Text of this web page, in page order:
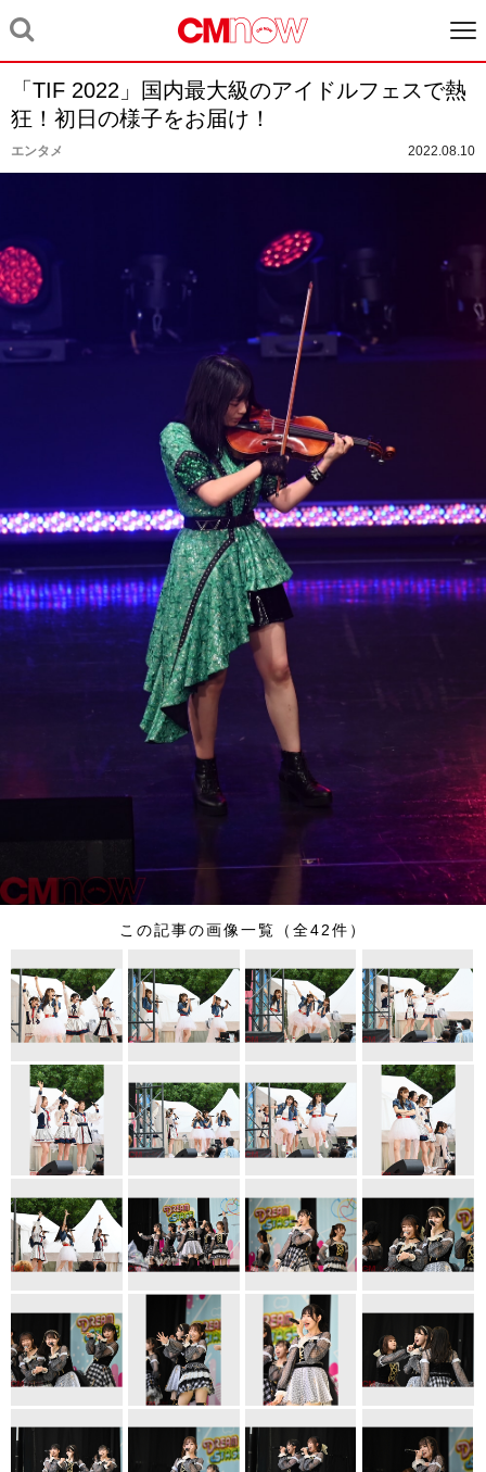
「TIF 2022」国内最大級のアイドルフェスで熱
狂！初日の様子をお届け！
エンタメ 2022.08.10
この記事の画像一覧（全42件）